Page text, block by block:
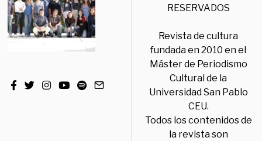
RESERVADOS
Revista de cultura
fundada en 2010 en el
Máster de Periodismo
Cultural de la
Universidad San Pablo
CEU.
Todos los contenidos de
la revista son